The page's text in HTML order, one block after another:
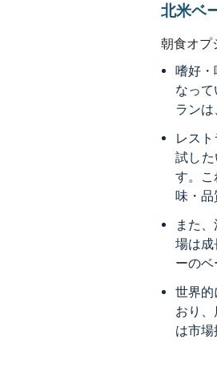
北米ベ
朝食オプ
嗜好
なっ
ラン
レス
試し
す。
味・品
また
場は
ーのベ
世界
おり
は市場